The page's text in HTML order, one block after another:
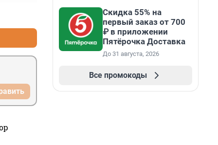
Скидка 55% на
первый заказ от 700
₽ в приложении
Пятёрочка Доставка
До 31 августа, 2026
Все промокоды